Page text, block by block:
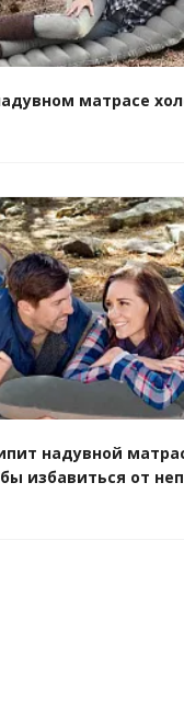
матрасе
надувной
избавиться от